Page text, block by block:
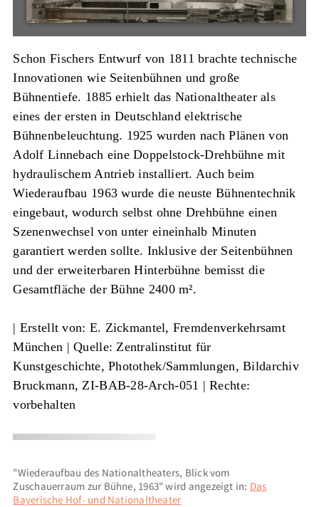
Schon Fischers Entwurf von 1811 brachte technische
Innovationen wie Seitenbühnen und große
Bühnentiefe. 1885 erhielt das Nationaltheater als
eines der ersten in Deutschland elektrische
Bühnenbeleuchtung. 1925 wurden nach Plänen von
Adolf Linnebach eine Doppelstock-Drehbühne mit
hydraulischem Antrieb installiert. Auch beim
Wiederaufbau 1963 wurde die neuste Bühnentechnik
eingebaut, wodurch selbst ohne Drehbühne einen
Szenenwechsel von unter eineinhalb Minuten
garantiert werden sollte. Inklusive der Seitenbühnen
und der erweiterbaren Hinterbühne bemisst die
Gesamtfläche der Bühne 2400 m².
| Erstellt von: E. Zickmantel, Fremdenverkehrsamt
München |Quelle: Zentralinstitut für
Kunstgeschichte, Photothek/Sammlungen, Bildarchiv
Bruckmann, ZI-BAB-28-Arch-051 | Rechte:
vorbehalten
"Wiederaufbau des Nationaltheaters, Blick vom
Zuschauerraum zur Bühne, 1963" wird angezeigt in: Das
Bayerische Hof- und Nationaltheater